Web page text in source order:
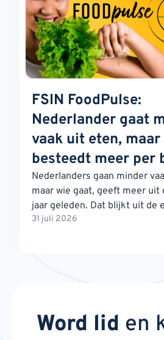
FSIN FoodPulse:
Nederlander gaat
vaak uit eten, maar
besteedt meer per
Nederlanders gaan minder
maar wie gaat, geeft meer uit
jaar geleden. Dat blijkt uit de
31 juli 2026
Word lid en